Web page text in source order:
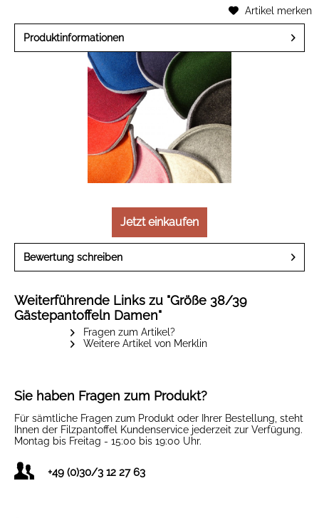
Artikel merken
Produktinformationen
Jetzt einkaufen
Bewertung schreiben
Weiterführende Links zu "Größe 38/39
Gästepantoffeln Damen"
Fragen zum Artikel?
Weitere Artikel von Merklin
Sie haben Fragen zum Produkt?
Für sämtliche Fragen zum Produkt oder Ihrer Bestellung, steht
Ihnen der Filzpantoffel Kundenservice jederzeit zur Verfügung.
Montag bis Freitag - 15:00 bis 19:00 Uhr.
+49 (0)30/3 12 27 63